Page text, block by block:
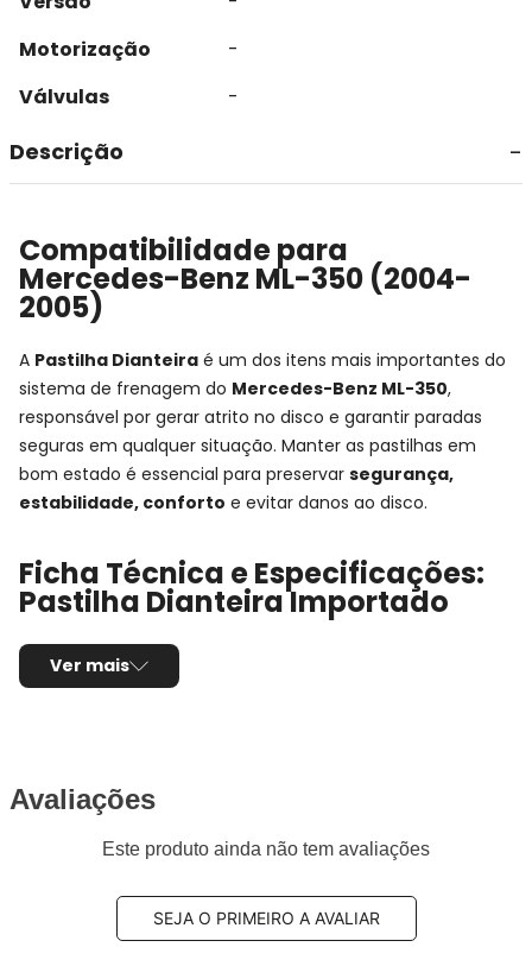
Motorização
-
Válvulas
-
Descrição
Compatibilidade para
Mercedes-Benz ML-350 (2004-
2005)
A Pastilha Dianteira é um dos itens mais importantes do
sistema de frenagem do Mercedes-Benz ML-350,
responsável por gerar atrito no disco e garantir paradas
seguras em qualquer situação. Manter as pastilhas em
bom estado é essencial para preservar segurança,
estabilidade, conforto e evitar danos ao disco.
Ficha Técnica e Especificações:
Pastilha Dianteira Importado
Nota de Compatibilidade:
rigorosamente as medidas originais para os anos
Quando e Por que substituir a
Pastilha Dianteira?
O desgaste natural das pastilhas reduz a capacidade de
frenagem e pode causar ruídos, superaquecimento e até
desgaste prematuro do disco. Ao substituir por um jogo
Ver mais
Avaliações
Este produto ainda não tem avaliações
SEJA O PRIMEIRO A AVALIAR